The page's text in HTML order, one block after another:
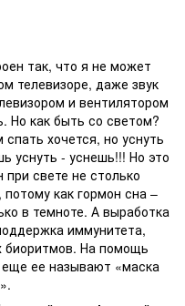
так, что я не может
телевизоре, даже звук
и вентилятором
Но как быть со светом?
хочется, но уснуть
уснуть - уснешь!!! Но это
свете не столько
как гормон сна –
в темноте. А выработка
иммунитета,
биоритмов. На помощь
еще ее называют «маска